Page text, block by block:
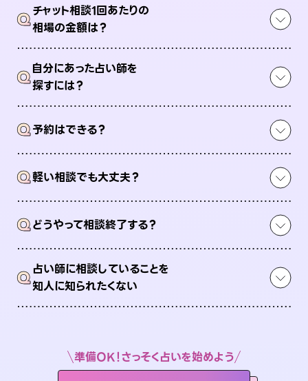
Qチャット相談1回あたりの
相場の金額は？
Q自分にあった占い師を
探すには？
Q予約はできる？
Q軽い相談でも大丈夫？
Qどうやって相談終了する？
Q占い師に相談していることを
知人に知られたくない
準備OK！さっそく占いを始めよう